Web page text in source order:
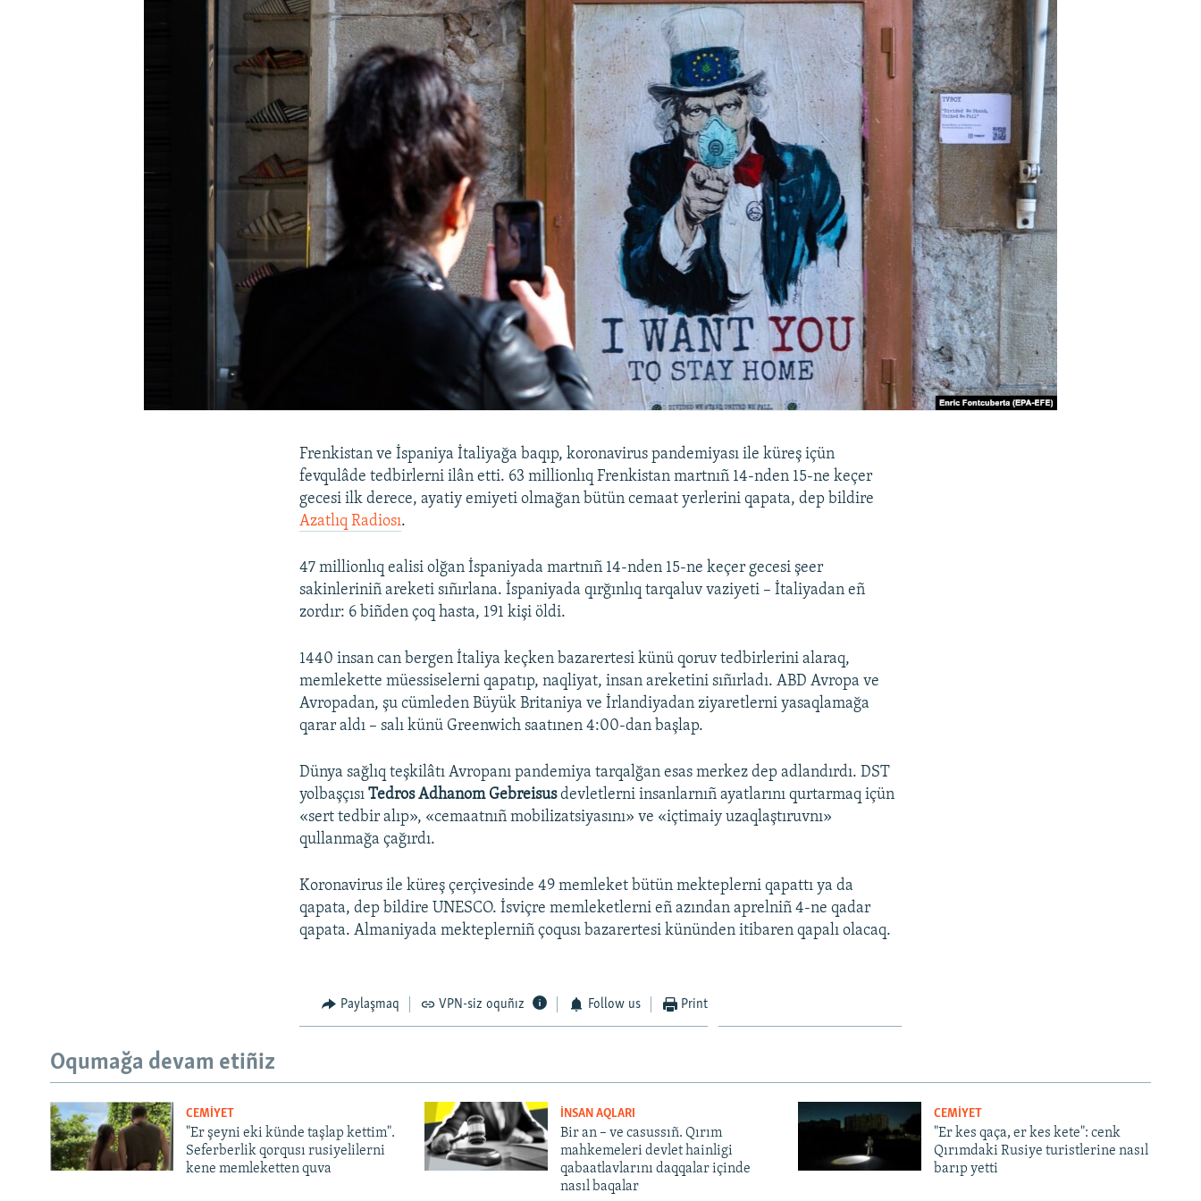
Frenkistan ve İspaniya İtaliyağa baqıp, koronavirus pandemiyası ile küreş içün
fevqulâde tedbirlerni ilân etti. 63 millionlıq Frenkistan martnıñ 14-nden 15-ne keçer
gecesi ilk derece, ayatiy emiyeti olmağan bütün cemaat yerlerini qapata, dep bildire
Azatlıq Radiosı.
47 millionlıq ealisi olğan İspaniyada martnıñ 14-nden 15-ne keçer gecesi şeer
sakinleriniñ areketi sıñırlana. İspaniyada qırğınlıq tarqaluv vaziyeti – İtaliyadan eñ
zordır: 6 biñden çoq hasta, 191 kişi öldi.
1440 insan can bergen İtaliya keçken bazarertesi künü qoruv tedbirlerini alaraq,
memlekette müessiselerni qapatıp, naqliyat, insan areketini sıñırladı. ABD Avropa ve
Avropadan, şu cümleden Büyük Britaniya ve İrlandiyadan ziyaretlerni yasaqlamağa
qarar aldı – salı künü Greenwich saatınen 4:00-dan başlap.
Dünya sağlıq teşkilâtı Avropanı pandemiya tarqalğan esas merkez dep adlandırdı. DST
yolbaşçısıTedros Adhanom Gebreisusdevletlerni insanlarnıñ ayatlarını qurtarmaq içün
«sert tedbir alıp», «cemaatnıñ mobilizatsiyasını» ve «içtimaiy uzaqlaştıruvnı»
qullanmağa çağırdı.
Koronavirus ile küreş çerçivesinde 49 memleket bütün mekteplerni qapattı ya da
qapata, dep bildire UNESCO. İsviçre memleketlerni eñ azından aprelniñ 4-ne qadar
qapata. Almaniyada mekteplerniñ çoqusı bazarertesi kününden itibaren qapalı olacaq.
Paylaşmaq VPN-siz oquñız Follow us Print
Oqumağa devam etiñiz
CEMİYET
"Er şeyni eki künde taşlap kettim".
Seferberlik qorqusı rusiyelilerni
kene memleketten quva
İNSAN AQLARI
Bir an – ve casussıñ. Qırım
mahkemeleri devlet hainligi
qabaatlavlarını daqqalar içinde
nasıl baqalar
CEMİYET
"Er kes qaça, er kes kete": cenk
Qırımdaki Rusiye turistlerine nasıl
barıp yetti